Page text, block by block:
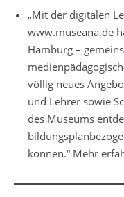
„Mit der digitalen
www.museana.de
Hamburg –
völlig neues
und Lehrer sowie
des Museums
können.“ Mehr